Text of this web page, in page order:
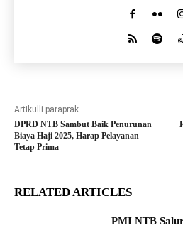
Artikulli paraprak
DPRD NTB Sambut Baik Penurunan
Biaya Haji 2025, Harap Pelayanan
Tetap Prima
RELATED ARTICLES
PMI NTB